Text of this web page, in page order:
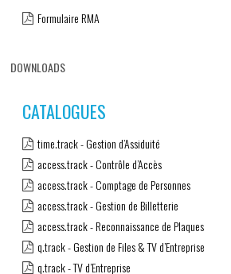
Formulaire RMA
DOWNLOADS
CATALOGUES
time.track - Gestion d’Assiduité
access.track - Contrôle d’Accès
access.track - Comptage de Personnes
access.track - Gestion de Billetterie
access.track - Reconnaissance de Plaques
q.track - Gestion de Files & TV d’Entreprise
q.track - TV d’Entreprise